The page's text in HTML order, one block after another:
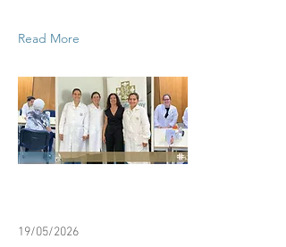
Read More
19/05/2026